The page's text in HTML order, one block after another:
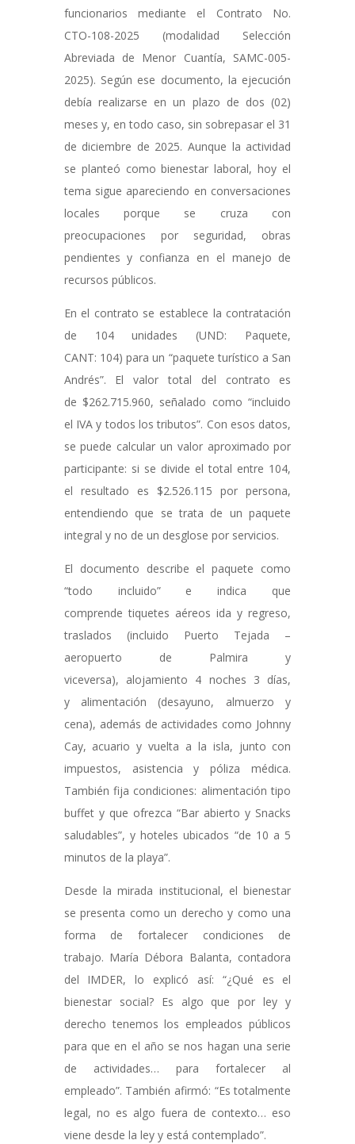
funcionarios mediante el Contrato No.
CTO-108-2025 (modalidad Selección
Abreviada de Menor Cuantía, SAMC-005-
2025). Según ese documento, la ejecución
debía realizarse en un plazo de dos (02)
meses y, en todo caso, sin sobrepasar el 31
de diciembre de 2025. Aunque la actividad
se planteó como bienestar laboral, hoy el
tema sigue apareciendo en conversaciones
locales porque se cruza con
preocupaciones por seguridad, obras
pendientes y confianza en el manejo de
recursos públicos.
En el contrato se establece la contratación
de 104 unidades (UND: Paquete,
CANT: 104) para un “paquete turístico a San
Andrés”. El valor total del contrato es
de $262.715.960, señalado como “incluido
el IVA y todos los tributos”. Con esos datos,
se puede calcular un valor aproximado por
participante: si se divide el total entre 104,
el resultado es $2.526.115 por persona,
entendiendo que se trata de un paquete
integral y no de un desglose por servicios.
El documento describe el paquete como
“todo incluido” e indica que
comprende tiquetes aéreos ida y regreso,
traslados (incluido Puerto Tejada –
aeropuerto de Palmira y
viceversa), alojamiento 4 noches 3 días,
y alimentación (desayuno, almuerzo y
cena), además de actividades como Johnny
Cay, acuario y vuelta a la isla, junto con
impuestos, asistencia y póliza médica.
También fija condiciones: alimentación tipo
buffet y que ofrezca “Bar abierto y Snacks
saludables”, y hoteles ubicados “de 10 a 5
minutos de la playa”.
Desde la mirada institucional, el bienestar
se presenta como un derecho y como una
forma de fortalecer condiciones de
trabajo. María Débora Balanta, contadora
del IMDER, lo explicó así: “¿Qué es el
bienestar social? Es algo que por ley y
derecho tenemos los empleados públicos
para que en el año se nos hagan una serie
de actividades… para fortalecer al
empleado”. También afirmó: “Es totalmente
legal, no es algo fuera de contexto… eso
viene desde la ley y está contemplado”.